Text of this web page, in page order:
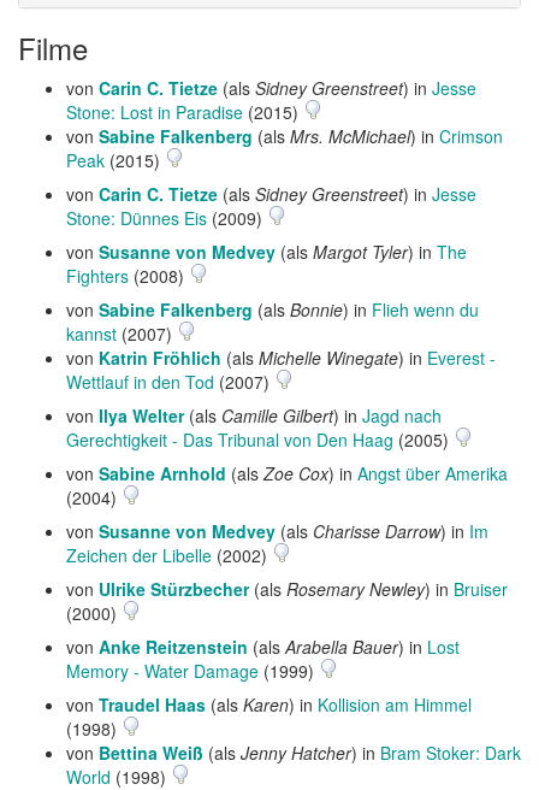
Filme
von Carin C. Tietze (als Sidney Greenstreet) in Jesse
Stone: Lost in Paradise (2015)
von Sabine Falkenberg (als Mrs. McMichael) in Crimson
Peak (2015)
von Carin C. Tietze (als Sidney Greenstreet) in Jesse
Stone: Dünnes Eis (2009)
von Susanne von Medvey (als Margot Tyler) in The
Fighters (2008)
von Sabine Falkenberg (als Bonnie) in Flieh wenn du
kannst (2007)
von Katrin Fröhlich (als Michelle Winegate) in Everest -
Wettlauf in den Tod (2007)
von Ilya Welter(als Camille Gilbert) in Jagd nach
Gerechtigkeit - Das Tribunal von Den Haag (2005)
von Sabine Arnhold (alsZoe Cox) in Angst über Amerika
(2004)
von Susanne von Medvey (als Charisse Darrow) in Im
Zeichen der Libelle (2002)
von Ulrike Stürzbecher(als Rosemary Newley) in Bruiser
(2000)
von Anke Reitzenstein (alsArabella Bauer) in Lost
Memory - Water Damage (1999)
von Traudel Haas (als Karen) in Kollision am Himmel
(1998)
von Bettina Weiß (als Jenny Hatcher) in Bram Stoker: Dark
World (1998)